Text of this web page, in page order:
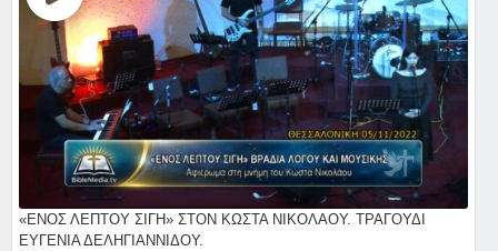
«ΕΝΟΣ ΛΕΠΤΟΥ ΣΙΓΗ» ΣΤΟΝ ΚΩΣΤΑ ΝΙΚΟΛΑΟΥ. ΤΡΑΓΟΥΔΙ
ΕΥΓΕΝΙΑ ΔΕΛΗΓΙΑΝΝΙΔΟΥ.